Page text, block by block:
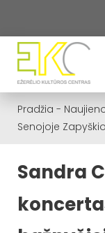
Pradžia -
Senojoje
Sandra